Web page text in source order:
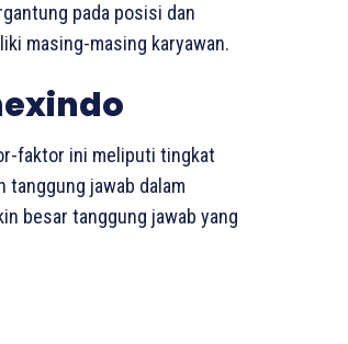
pada posisi dan
masing-masing karyawan.
faktor ini meliputi tingkat
tanggung jawab dalam
besar tanggung jawab yang